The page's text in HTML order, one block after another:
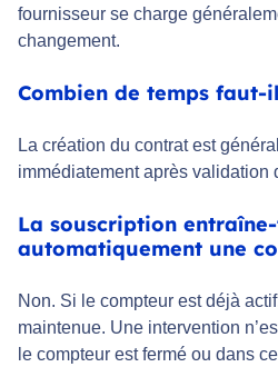
fournisseur se charge
changement.
Combien de temps faut-
La création du contrat est
immédiatement après validation
La souscription
automatiquement une
Non. Si le compteur est déjà
maintenue. Une intervention
le compteur est fermé ou dans